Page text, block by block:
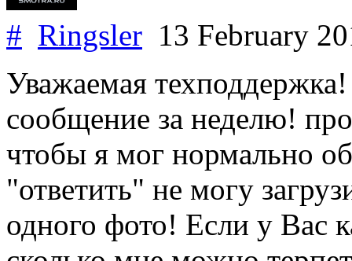
# Ringsler 13 February
Уважаемая
сообщение за неделю!
чтобы я мог нормально
"ответить" не могу
одного фото! Если у Вас